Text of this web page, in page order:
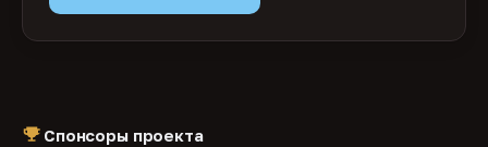
Спонсоры проекта